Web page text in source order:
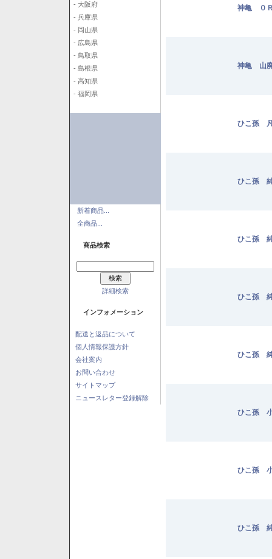
- 大阪府
- 兵庫県
- 岡山県
- 広島県
- 鳥取県
- 島根県
- 高知県
- 福岡県
新着商品...
全商品...
商品検索
詳細検索
インフォメーション
配送と返品について
個人情報保護方針
会社案内
お問い合わせ
サイトマップ
ニュースレター登録解除
神亀 ０
神亀 山
ひこ孫
ひこ孫
ひこ孫
ひこ孫
ひこ孫
ひこ孫
ひこ孫
ひこ孫